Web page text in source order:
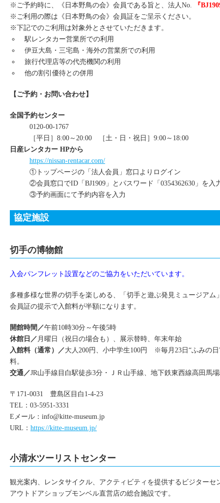
※ご予約時に、《日本野鳥の会》会員である旨と、法人No.
『
※ご利用の際は《日本野鳥の会》会員証をご呈示ください。
※下記でのご利用は対象外とさせていただきます。
駅レンタカー営業所での利用
伊豆大島・三宅島・海外の営業所での利用
旅行代理店等の代売機関の利用
他の割引優待との併用
【ご予約・お問い合わせ】
全国予約センター
0120-00-1767
［平日］8:00～20:00 ［土・日・祝日］9:00～18:00
日産レンタカー HPから
https://nissan-rentacar.com/
①トップページの「法人会員」窓口よりログイン
②会員窓口でID「BJ1909」とパスワード「0354362630」を入
③予約画面にて予約内容を入力
協定施設
切手の博物館
入会パンフレット設置などのご協力をいただいています。
多種多様な世界の切手を楽しめる、「切手と遊ぶ発見ミュージアム
会員証の提示で入館料が半額になります。
開館時間／午前10時30分～午後5時
休館日／ 月曜日（祝日の場合も）、展示替時、年末年始
入館料（通常）／大人200円、小中学生100円 ※毎月23日“ふみの日
料。
交通／JR山手線目白駅徒歩3分・ＪＲ山手線、地下鉄東西線高田馬
〒171-0031 豊島区目白1-4-23
TEL：03-5951-3331
Eメール： info@kitte-museum.jp
URL： https://kitte-museum.jp/
小清水ツーリストセンター
観光案内、レンタサイクル、アクティビティを提供するビジターセ
アウトドアショップモンベル直営店の総合施設です。